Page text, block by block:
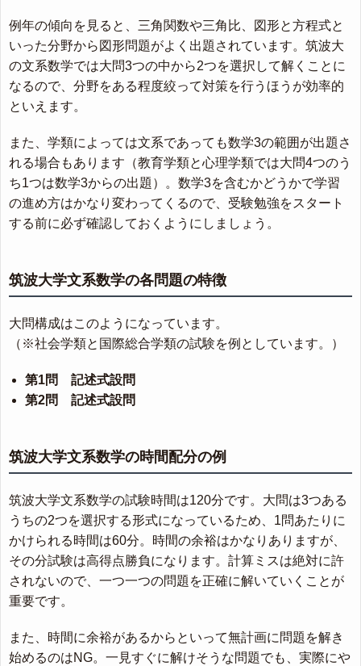
例年の傾向を見ると、三角関数や三角比、図形と方程式と
いった分野から図形問題がよく出題されています。筑波大
の文系数学では大問3つの中から2つを選択して解くことに
なるので、分野をある程度絞って対策を行うほうが効率的
といえます。
また、学類によっては文系であっても数学3の範囲が出題さ
れる場合もあります（教育学類と心理学類では大問4つのう
ち1つは数学3からの出題）。数学3を含むかどうかで学習
の進め方はかなり変わってくるので、受験勉強をスタート
する前に必ず確認しておくようにしましょう。
筑波大学文系数学の各問題の特徴
大問構成はこのようになっています。
（※社会学類と国際総合学類の試験を例としています。）
第1問 記述式設問
第2問 記述式設問
筑波大学文系数学の時間配分の例
筑波大学文系数学の試験時間は120分です。大問は3つある
うちの2つを選択する形式になっているため、1問あたりに
かけられる時間は60分。時間の余裕はかなりありますが、
その分試験は高得点勝負になります。計算ミスは絶対に許
されないので、一つ一つの問題を正確に解いていくことが
重要です。
また、時間に余裕があるからといって無計画に問題を解き
始めるのはNG。一見すぐに解けそうな問題でも、実際にや